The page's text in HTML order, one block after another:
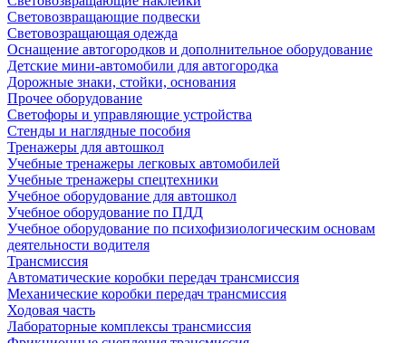
Световозвращающие подвески
Световозращающая одежда
Оснащение автогородков и дополнительное оборудование
Детские мини-автомобили для автогородка
Дорожные знаки, стойки, основания
Прочее оборудование
Светофоры и управляющие устройства
Стенды и наглядные пособия
Тренажеры для автошкол
Учебные тренажеры легковых автомобилей
Учебные тренажеры спецтехники
Учебное оборудование для автошкол
Учебное оборудование по ПДД
Учебное оборудование по психофизиологическим основам
деятельности водителя
Трансмиссия
Автоматические коробки передач трансмиссия
Механические коробки передач трансмиссия
Ходовая часть
Лабораторные комплексы трансмиссия